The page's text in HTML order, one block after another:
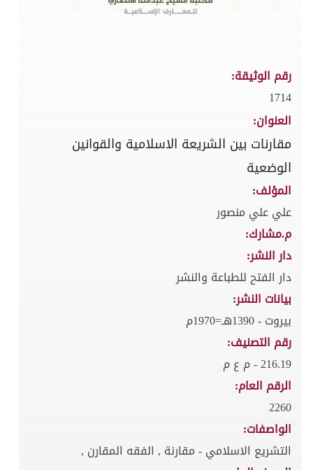
رقم الوثيقة:
1714
العنوان:
مقارنات بين الشريعة الاسلامية والقوانين
الوضعية
المؤلف:
علي علي منصور
م.مشارك:
دار النشر:
دار الفتح للطباعة والنشر
بيانات النشر:
بيروت - 1390هـ=1970م
رقم التصنيف:
216.19 - م ع م
الرقم العام:
2260
الواصفات:
التشريع الاسلامي - مقارنة , الفقه المقارن ,